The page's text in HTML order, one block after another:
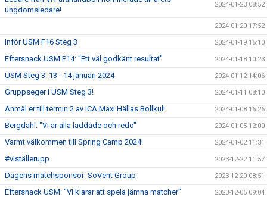
ungdomsledare!
2024-01-23 08:52
2024-01-20 17:52
Inför USM F16 Steg 3 2024-01-19 15:10
Eftersnack USM P14: "Ett väl godkänt resultat" 2024-01-18 10:23
USM Steg 3: 13 - 14 januari 2024 2024-01-12 14:06
Gruppseger i USM Steg 3! 2024-01-11 08:10
Anmäl er till termin 2 av ICA Maxi Hällas Bollkul! 2024-01-08 16:26
Bergdahl: "Vi är alla laddade och redo" 2024-01-05 12:00
Varmt välkommen till Spring Camp 2024! 2024-01-02 11:31
#viställerupp 2023-12-22 11:57
Dagens matchsponsor: SoVent Group 2023-12-20 08:51
Eftersnack USM: "Vi klarar att spela jämna matcher" 2023-12-05 09:04